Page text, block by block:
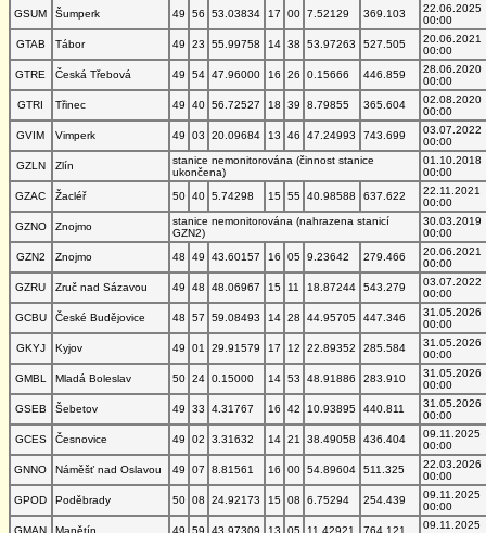
GSUM
Šumperk 49 56 53.03834 17 00 7.52129 369.103
22.06.2025
00:00
GTAB
Tábor 49 23 55.99758 14 38 53.97263 527.505
20.06.2021
00:00
GTRE
Česká Třebová 49 54 47.96000 16 26 0.15666 446.859
28.06.2020
00:00
GTRI
Třinec 49 40 56.72527 18 39 8.79855 365.604
02.08.2020
00:00
GVIM
Vimperk 49 03 20.09684 13 46 47.24993 743.699
03.07.2022
00:00
GZLN
Zlín
stanice nemonitorována (činnost stanice
ukončena)
01.10.2018
00:00
GZAC
Žacléř 50 40 5.74298 15 55 40.98588 637.622
22.11.2021
00:00
GZNO
Znojmo
stanice nemonitorována (nahrazena stanicí
GZN2)
30.03.2019
00:00
GZN2
Znojmo 48 49 43.60157 16 05 9.23642 279.466
20.06.2021
00:00
GZRU
Zruč nad Sázavou 49 48 48.06967 15 11 18.87244 543.279
03.07.2022
00:00
GCBU
České Budějovice 48 57 59.08493 14 28 44.95705 447.346
31.05.2026
00:00
GKYJ
Kyjov 49 01 29.91579 17 12 22.89352 285.584
31.05.2026
00:00
GMBL
Mladá Boleslav 50 24 0.15000 14 53 48.91886 283.910
31.05.2026
00:00
GSEB
Šebetov 49 33 4.31767 16 42 10.93895 440.811
31.05.2026
00:00
GCES
Česnovice 49 02 3.31632 14 21 38.49058 436.404
09.11.2025
00:00
GNNO
Náměšť nad Oslavou 49 07 8.81561 16 00 54.89604 511.325
22.03.2026
00:00
GPOD
Poděbrady 50 08 24.92173 15 08 6.75294 254.439
09.11.2025
00:00
GMAN
Manětín 49 59 43.97309 13 05 11.42921 764.121
09.11.2025